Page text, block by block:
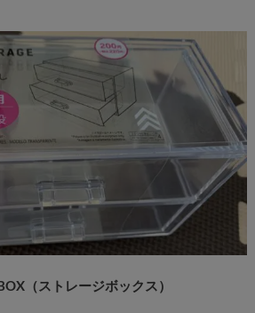
（ストレージボックス）